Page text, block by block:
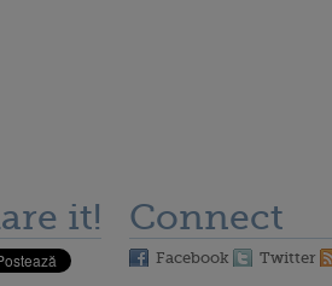
it! Connect
Facebook Twitter